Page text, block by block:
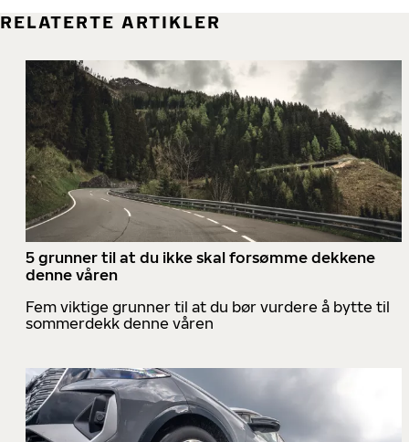
RELATERTE ARTIKLER
5 grunner til at du ikke skal forsømme dekkene
denne våren
Fem viktige grunner til at du bør vurdere å bytte til
sommerdekk denne våren